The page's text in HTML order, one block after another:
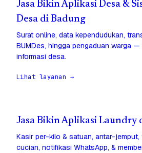
Jasa Bikin Aplikasi Desa &
Desa di Badung
Surat online, data kependudukan,
BUMDes, hingga pengaduan warga
informasi desa.
Lihat layanan →
Jasa Bikin Aplikasi Laundry
Kasir per-kilo & satuan, antar-
cucian, notifikasi WhatsApp, &